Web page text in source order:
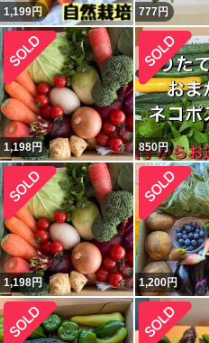
1,199円 777円
1,198円 850円
1,198円 1,200円